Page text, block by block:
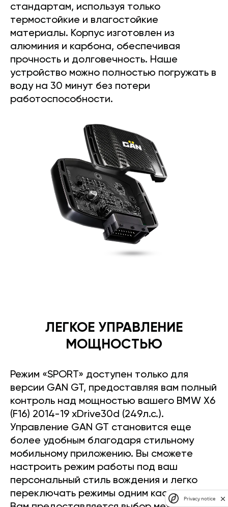
стандартам, используя только
термостойкие и влагостойкие
материалы. Корпус изготовлен из
алюминия и карбона, обеспечивая
прочность и долговечность. Наше
устройство можно полностью погружать в
воду на 30 минут без потери
работоспособности.
ЛЕГКОЕ УПРАВЛЕНИЕ
МОЩНОСТЬЮ
Режим «SPORT» доступен только для
версии GAN GT, предоставляя вам полный
контроль над мощностью вашего BMW X6
(F16) 2014-19 xDrive30d (249л.с.).
Управление GAN GT становится еще
более удобным благодаря стильному
мобильному приложению. Вы сможете
настроить режим работы под ваш
персональный стиль вождения и легко
переключать режимы одним касанием.Privacy notice